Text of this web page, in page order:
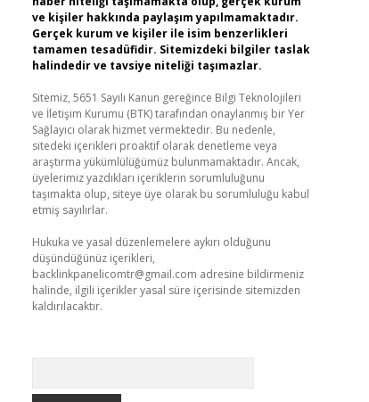
ve kişiler hakkında paylaşım yapılmamaktadır.
Gerçek kurum ve kişiler ile isim benzerlikleri
tamamen tesadüfidir. Sitemizdeki bilgiler taslak
halindedir ve tavsiye niteliği taşımazlar.
Sitemiz, 5651 Sayılı Kanun gereğince Bilgi Teknolojileri
ve İletişim Kurumu (BTK) tarafından onaylanmış bir Yer
Sağlayıcı olarak hizmet vermektedir. Bu nedenle,
sitedeki içerikleri proaktif olarak denetleme veya
araştırma yükümlülüğümüz bulunmamaktadır. Ancak,
üyelerimiz yazdıkları içeriklerin sorumluluğunu
taşımakta olup, siteye üye olarak bu sorumluluğu kabul
etmiş sayılırlar.
Hukuka ve yasal düzenlemelere aykırı olduğunu
düşündüğünüz içerikleri,
backlinkpanelicomtr@gmail.com adresine bildirmeniz
halinde, ilgili içerikler yasal süre içerisinde sitemizden
kaldırılacaktır.